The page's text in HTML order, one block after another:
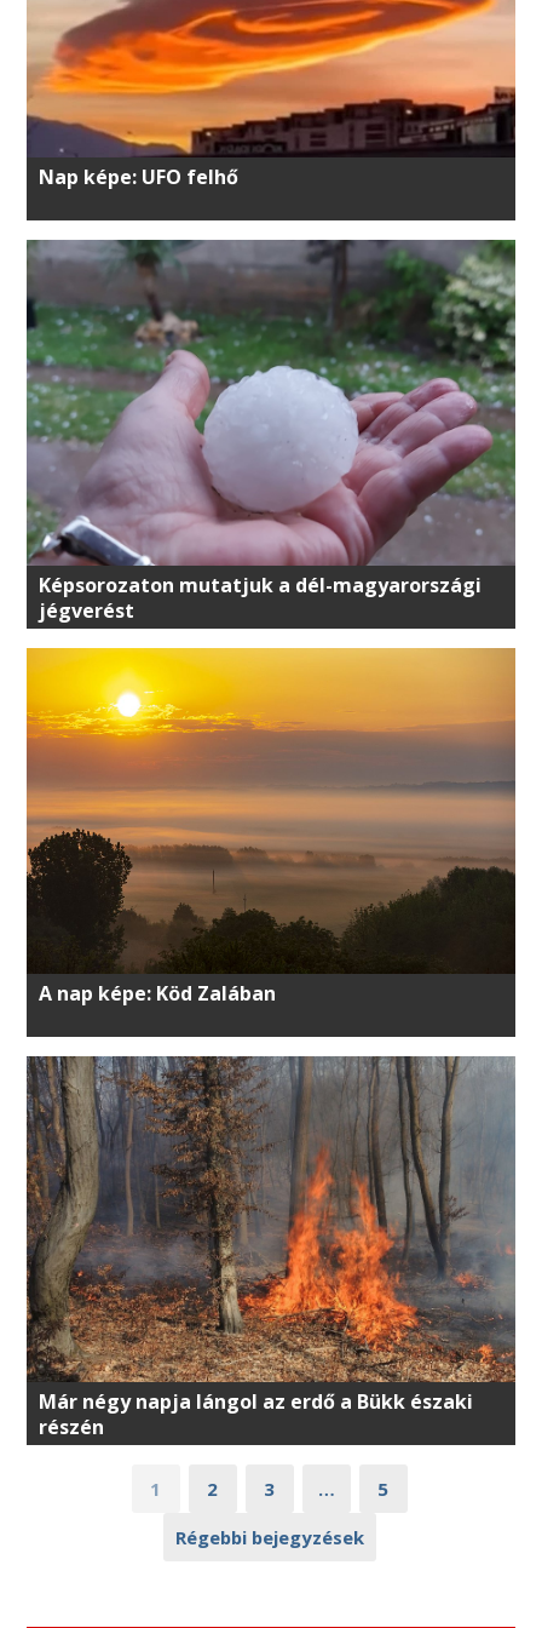
Nap képe: UFO felhő
Képsorozaton mutatjuk a dél-magyarországi
jégverést
A nap képe: Köd Zalában
Már négy napja lángol az erdő a Bükk északi
részén
1 2 3 …
5
Régebbi bejegyzések